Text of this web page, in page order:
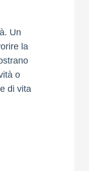
Un
la
o
di vita